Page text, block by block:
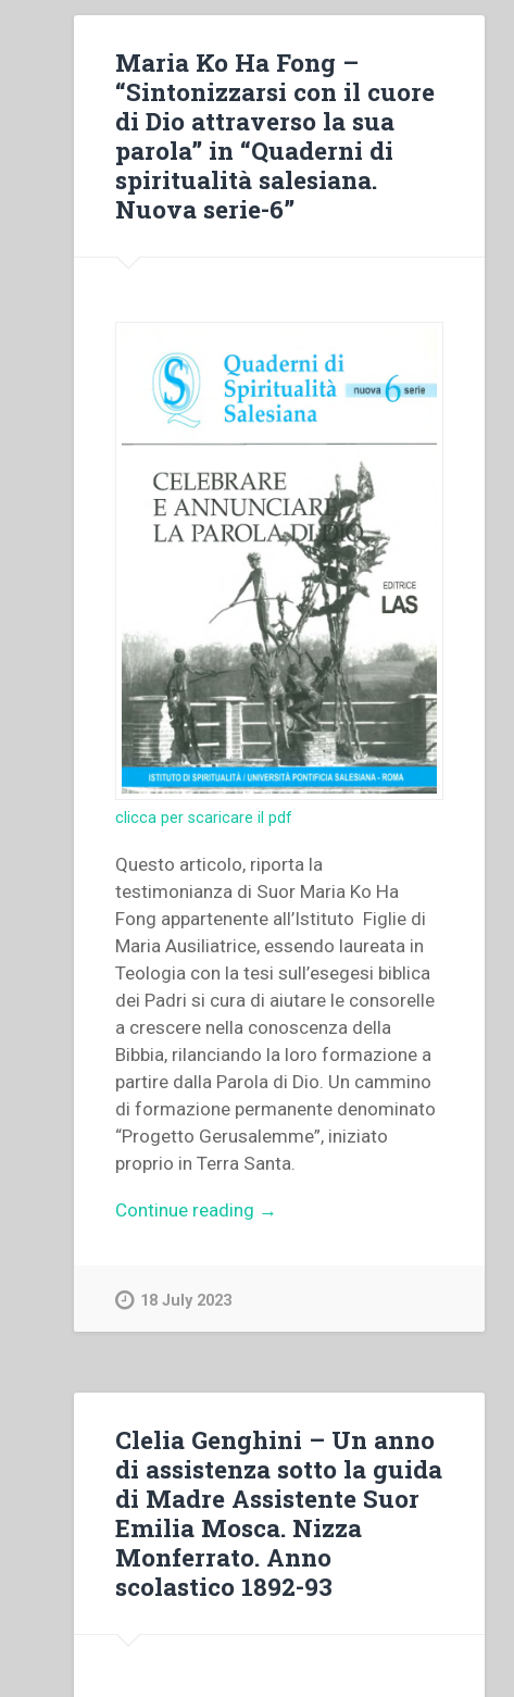
Maria Ko Ha Fong –
“Sintonizzarsi con il cuore
di Dio attraverso la sua
parola” in “Quaderni di
spiritualità salesiana.
Nuova serie-6”
clicca per scaricare il pdf
Questo articolo, riporta la
testimonianza di Suor Maria Ko Ha
Fong appartenente all’Istituto Figlie di
Maria Ausiliatrice, essendo laureata in
Teologia con la tesi sull’esegesi biblica
dei Padri si cura di aiutare le consorelle
a crescere nella conoscenza della
Bibbia, rilanciando la loro formazione a
partire dalla Parola di Dio. Un cammino
di formazione permanente denominato
“Progetto Gerusalemme”, iniziato
proprio in Terra Santa.
Continue reading “Maria
il
cuore
di
Dio
attraverso
la
sua
parola”
→
18 July 2023
Clelia Genghini – Un anno
di assistenza sotto la guida
di Madre Assistente Suor
Emilia Mosca. Nizza
Monferrato. Anno
scolastico 1892-93